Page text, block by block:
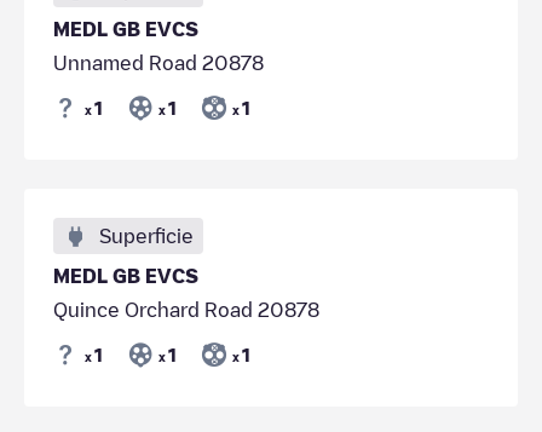
MEDL GB EVCS
Unnamed Road 20878
x 1 x 1 x 1
Superficie
MEDL GB EVCS
Quince Orchard Road 20878
x 1 x 1 x 1